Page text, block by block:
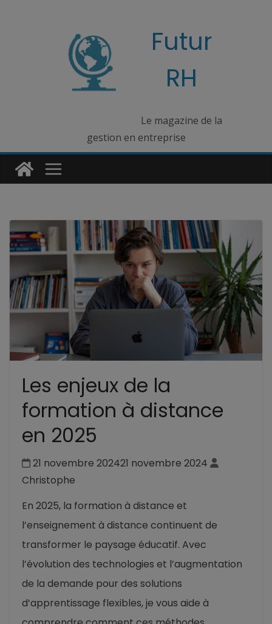
Futur
RH
Le magazine de la
gestion en entreprise
Les enjeux de la
formation à distance
en 2025
21 novembre 202421 novembre 2024
Christophe
En 2025, la formation à distance et
l’enseignement à distance continuent de
transformer le paysage éducatif. Avec
l’évolution des technologies et l’augmentation
de la demande pour des solutions
d’apprentissage flexibles, je vous aide à